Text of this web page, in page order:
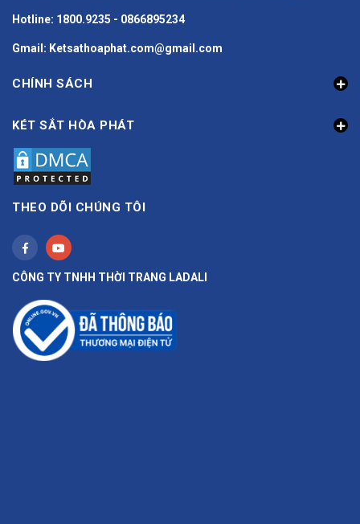
Hotline: 1800.9235 - 0866895234
Gmail: Ketsathoaphat.com@gmail.com
CHÍNH SÁCH
KÉT SẮT HÒA PHÁT
THEO DÕI CHÚNG TÔI
CÔNG TY TNHH THỜI TRANG LADALI